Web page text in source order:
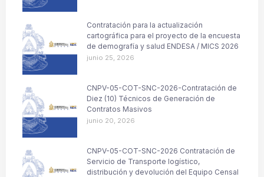
Contratación para la actualización
cartográfica para el proyecto de la encuesta
de demografía y salud ENDESA / MICS 2026
junio 25, 2026
CNPV-05-COT-SNC-2026-Contratación de
Diez (10) Técnicos de Generación de
Contratos Masivos
junio 20, 2026
CNPV-05-COT-SNC-2026 Contratación de
Servicio de Transporte logístico,
distribución y devolución del Equipo Censal